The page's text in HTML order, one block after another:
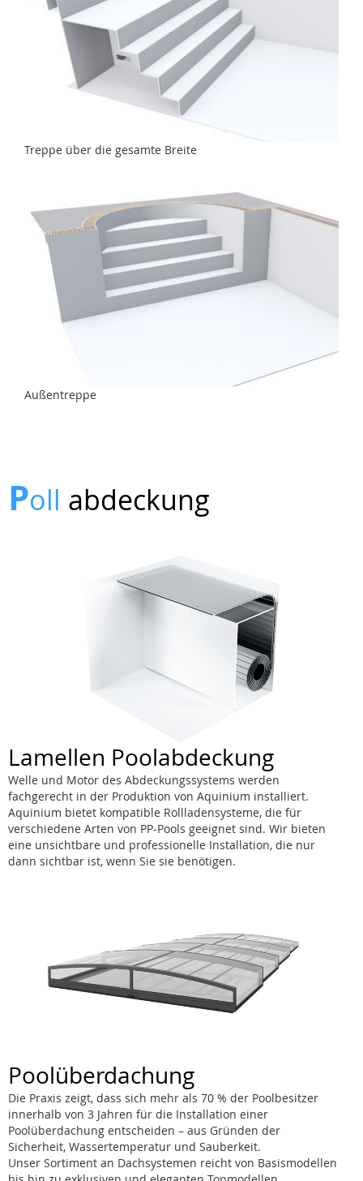
Treppe über die gesamte Breite
Außentreppe
Poll abdeckung
Lamellen Poolabdeckung
Welle und Motor des Abdeckungssystems werden
fachgerecht in der Produktion von Aquinium installiert.
Aquinium bietet kompatible Rollladensysteme, die für
verschiedene Arten von PP-Pools geeignet sind. Wir bieten
eine unsichtbare und professionelle Installation, die nur
dann sichtbar ist, wenn Sie sie benötigen.
Poolüberdachung
Die Praxis zeigt, dass sich mehr als 70 % der Poolbesitzer
innerhalb von 3 Jahren für die Installation einer
Poolüberdachung entscheiden – aus Gründen der
Sicherheit, Wassertemperatur und Sauberkeit.
Unser Sortiment an Dachsystemen reicht von Basismodellen